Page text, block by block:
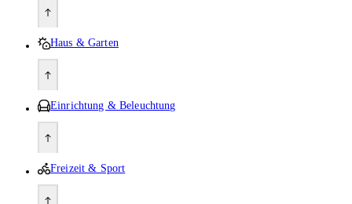
Haus & Garten
Einrichtung & Beleuchtung
Freizeit & Sport